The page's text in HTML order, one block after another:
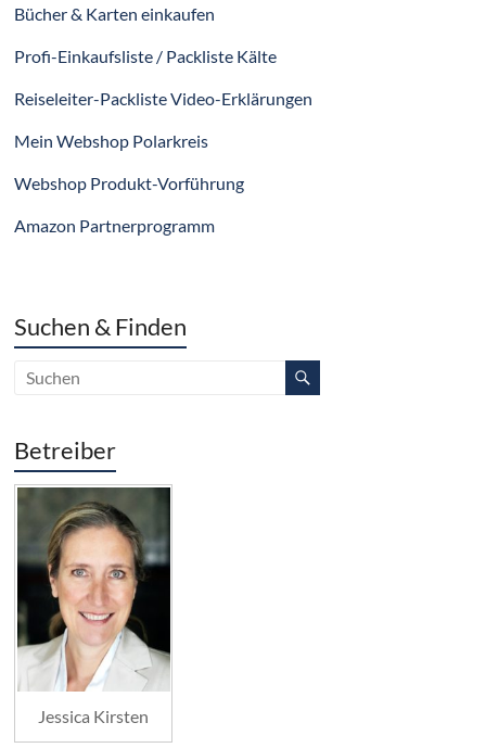
Bücher & Karten einkaufen
Profi-Einkaufsliste / Packliste Kälte
Reiseleiter-Packliste Video-Erklärungen
Mein Webshop Polarkreis
Webshop Produkt-Vorführung
Amazon Partnerprogramm
Suchen & Finden
Betreiber
Jessica Kirsten